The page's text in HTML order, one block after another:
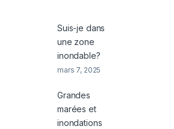
Suis-je dans
une zone
inondable?
mars 7, 2025
Grandes
marées et
inondations